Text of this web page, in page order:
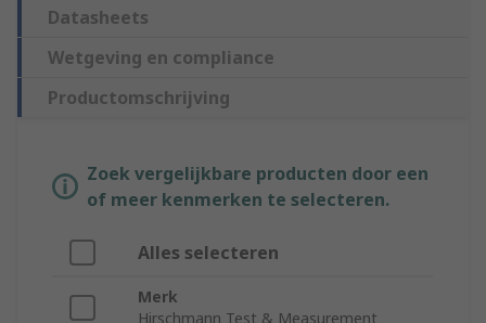
Datasheets
Wetgeving en compliance
Productomschrijving
Zoek vergelijkbare producten door een
of meer kenmerken te selecteren.
Alles selecteren
Merk
Hirschmann Test & Measurement